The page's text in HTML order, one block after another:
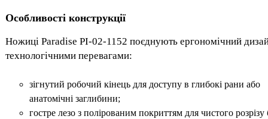
Особливості конструкції
Ножиці Paradise PI-02-1152 поєднують ергономічний
технологічними перевагами:
зігнутий робочий кінець для доступу в глибокі рани або
анатомічні заглибини;
гостре лезо з полірованим покриттям для чистого розрізу